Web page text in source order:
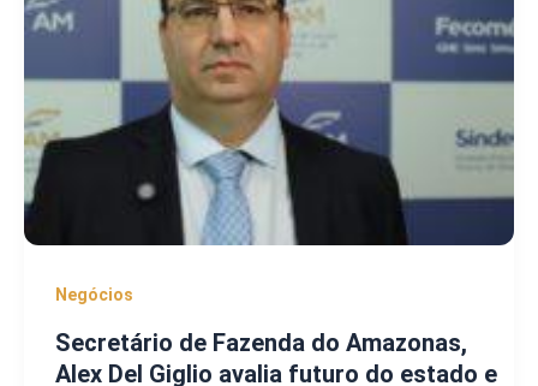
Negócios
Secretário de Fazenda do Amazonas,
Alex Del Giglio avalia futuro do estado e